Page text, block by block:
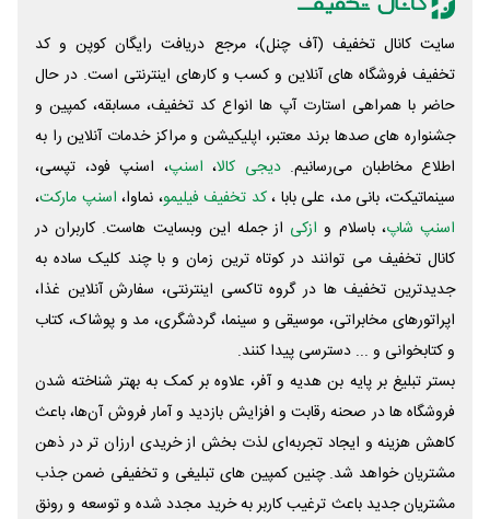
سایت کانال تخفیف (آف چنل)، مرجع دریافت رایگان کوپن و کد
تخفیف فروشگاه های آنلاین و کسب و‌ کارهای اینترنتی است. در حال
حاضر با همراهی استارت آپ ها انواع کد تخفیف، مسابقه، کمپین و
جشنواره های صدها برند معتبر، اپلیکیشن و مراکز خدمات آنلاین را به
اطلاع مخاطبان می‌رسانیم. دیجی کالا، اسنپ، اسنپ فود، تپسی،
سینماتیکت، بانی مد، علی‌ بابا ،کد تخفیف فیلیمو، نماوا، اسنپ مارکت،
اسنپ شاپ، باسلام و ازکی از جمله این وبسایت ‌هاست. کاربران در
کانال تخفیف می توانند در کوتاه ترین زمان و با چند کلیک ساده به
جدیدترین تخفیف ها در گروه تاکسی اینترنتی، سفارش آنلاین غذا،
اپراتورهای مخابراتی، موسیقی و سینما، گردشگری، مد و پوشاک، کتاب
و کتابخوانی و ... دسترسی پیدا کنند.
بستر تبلیغ بر پایه بن هدیه و آفر، علاوه بر کمک به بهتر شناخته شدن
فروشگاه ها در صحنه رقابت و افزایش بازدید و آمار فروش آن‌ها، باعث
کاهش هزینه و ایجاد تجربه‌ای لذت بخش از خریدی ارزان تر در ذهن
مشتریان خواهد شد. چنین کمپین های تبلیغی و تخفیفی ضمن جذب
مشتریان جدید باعث ترغیب کاربر به خرید مجدد شده و توسعه و رونق